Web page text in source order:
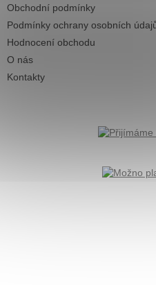
Obchodní podmínky
Podmínky ochrany osobních
Hodnocení obchodu
O nás
Kontakty